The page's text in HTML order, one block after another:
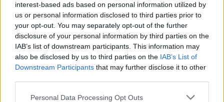
interest-based ads based on personal information utilized by
us or personal information disclosed to third parties prior to
your opt-out. You may separately opt-out of the further
disclosure of your personal information by third parties on the
IAB’s list of downstream participants. This information may
also be disclosed by us to third parties on the IAB’s List of
Downstream Participants that may further disclose it to other
Please note that this website/app uses one or more Google
Personal Data Processing Opt Outs
JNSZ megyei hírek